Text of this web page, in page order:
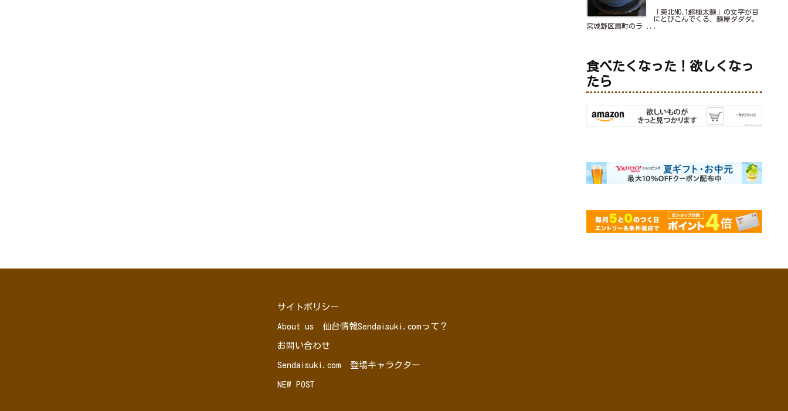
「東北NO.1超極太麺」の文字が目
にとびこんでくる、麺屋ダダダ。
宮城野区扇町のラ ...
食べたくなった！欲しくなっ
たら
サイトポリシー
About us 仙台情報Sendaisuki.comって？
お問い合わせ
Sendaisuki.com 登場キャラクター
NEW POST